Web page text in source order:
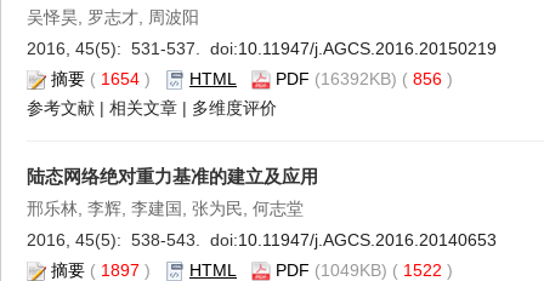
吴怿昊, 罗志才, 周波阳
2016, 45(5): 531-537. doi:10.11947/j.AGCS.2016.20150219
摘要 ( 1654 ) HTML PDF (16392KB) ( 856 )
参考文献 | 相关文章 | 多维度评价
陆态网络绝对重力基准的建立及应用
邢乐林, 李辉, 李建国, 张为民, 何志堂
2016, 45(5): 538-543. doi:10.11947/j.AGCS.2016.20140653
摘要 ( 1897 ) HTML PDF (1049KB) ( 1522 )